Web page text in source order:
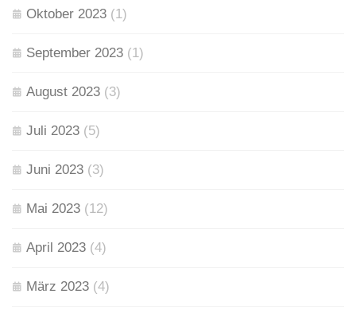
Oktober 2023 (1)
September 2023 (1)
August 2023 (3)
Juli 2023 (5)
Juni 2023 (3)
Mai 2023 (12)
April 2023 (4)
März 2023 (4)